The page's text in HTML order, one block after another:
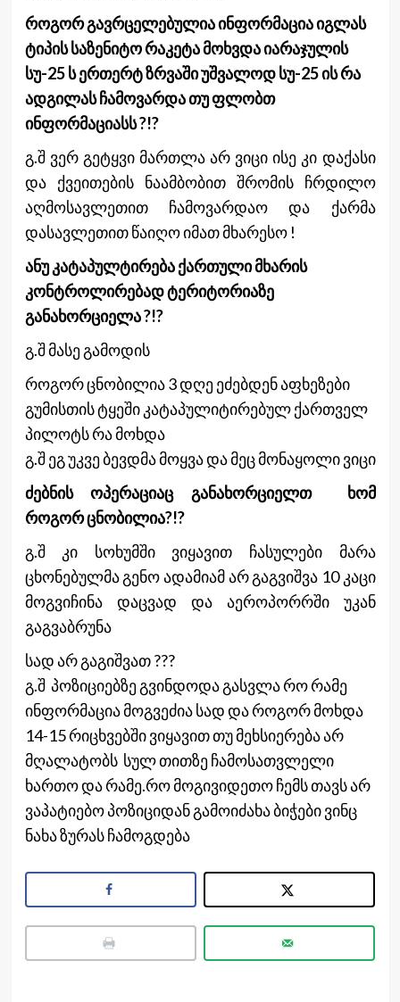
როგორ გავრცელებულია ინფორმაცია იგლას
ტიპის საზენიტო რაკეტა მოხვდა იარაჯულის
სუ-25 ს ერთერტ ზრვაში უშვალოდ სუ-25 ის რა
ადგილას ჩამოვარდა თუ ფლობთ
ინფორმაციასს ?!?
გ.შ ვერ გეტყვი მართლა არ ვიცი ისე კი დაქასი
და ქვეითების ნაამბობით შრომის ჩრდილო
აღმოსავლეთით ჩამოვარდაო და ქარმა
დასავლეთით წაიღო იმათ მხარესო !
ანუ კატაპულტირება ქართული მხარის
კონტროლირებად ტერიტორიაზე
განახორციელა ?!?
გ.შ მასე გამოდის
როგორ ცნობილია 3 დღე ეძებდენ აფხეზები
გუმისთის ტყეში კატაპულიტირებულ ქართველ
პილოტს რა მოხდა
გ.შ ეგ უკვე ბევდმა მოყვა და მეც მონაყოლი ვიცი
ძებნის ოპერაციაც განახორციელთ ხომ
როგორ ცნობილია?!?
გ.შ კი სოხუმში ვიყავით ჩასულები მარა
ცხონებულმა გენო ადამიამ არ გაგვიშვა 10 კაცი
მოგვიჩინა დაცვად და აეროპორრში უკან
გაგვაბრუნა
სად არ გაგიშვათ ???
გ.შ პოზიციებზე გვინდოდა გასვლა რო რამე
ინფორმაცია მოგვეძია სად და როგორ მოხდა
14-15 რიცხვებში ვიყავით თუ მეხსიერება არ
მღალატობს სულ თითზე ჩამოსათვლელი
ხართო და რამე.რო მოგივიდეთო ჩემს თავს არ
ვაპატიებო პოზიციდან გამოიძახა ბიჭები ვინც
ნახა ზურას ჩამოგდება